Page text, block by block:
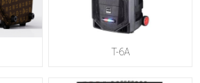
T-6A